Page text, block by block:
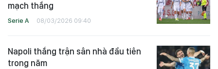
mạch thắng
Serie A 08/03/2026 09:40
Napoli thắng trận sân nhà đầu tiên
trong năm